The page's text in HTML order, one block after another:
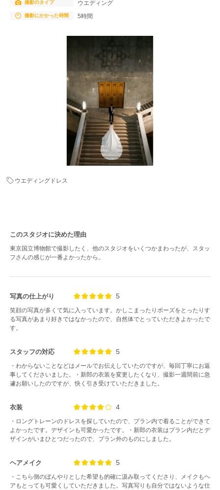
撮影のタイプ ウエディング
撮影にかかった時間 5時間
ウエディングドレス
このスタジオに決めた理由
東京国立博物館で撮影したく、他のスタジオをいくつかまわったが、スタッ
フさんの感じが一番よかったから。
写真の仕上がり 5
笑顔の写真が多くて気に入っています。かしこまったりポーズをとったりす
る写真があまり好きではなかったので、自然体でとっていただきよかったで
す。
スタッフの対応 5
・わからないことなどはメールでお伝えしていたのですが、毎回丁寧にお返
事してくださいました。・新郎の衣装を変更したくなり、撮影一週間前に急
遽お願いしたのですが、快く引き受けていただきました。
衣装 4
・ロングトレーンのドレスを探していたので、プラン内で着ることができて
よかったです。デザインも可愛かったです。・新郎の衣装はプラン内だとデ
ザインがいまひとつだったので、プラン外のものにしました。
ヘアメイク 5
・こちら側のぼんやりとした希望も的確に汲み取ってくださり、メイクもヘ
アもとっても可愛くしていただきました。写真写りも自分ではないような仕